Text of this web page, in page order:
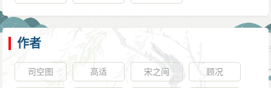
作者
司空图 高适 宋之问 顾况